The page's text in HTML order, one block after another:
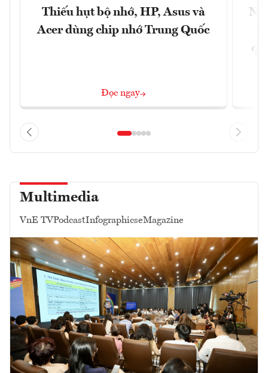
Thiếu hụt bộ nhớ, HP, Asus và
Acer dùng chip nhớ Trung Quốc
Đọc ngay
Multimedia
VnE TVPodcastInfographicseMagazine